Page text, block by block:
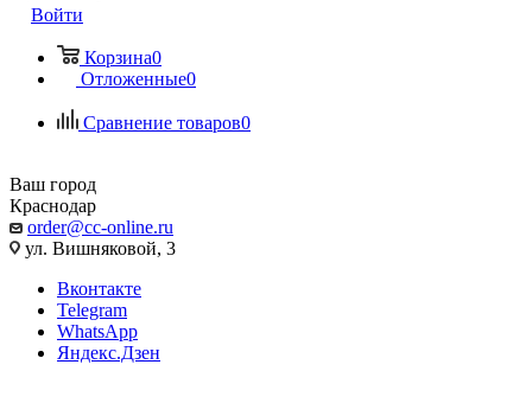
Войти
Корзина0
Отложенные0
Сравнение товаров0
Ваш город
Краснодар
order@cc-online.ru
ул. Вишняковой, 3
Вконтакте
Telegram
WhatsApp
Яндекс.Дзен